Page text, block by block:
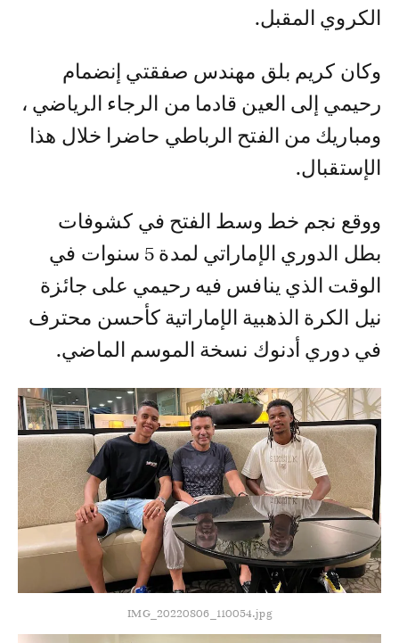
الكروي المقبل.
وكان كريم بلق مهندس صفقتي إنضمام
رحيمي إلى العين قادما من الرجاء الرياضي ،
ومباريك من الفتح الرباطي حاضرا خلال هذا
الإستقبال.
ووقع نجم خط وسط الفتح في كشوفات
بطل الدوري الإماراتي لمدة 5 سنوات في
الوقت الذي ينافس فيه رحيمي على جائزة
نيل الكرة الذهبية الإماراتية كأحسن محترف
في دوري أدنوك نسخة الموسم الماضي.
IMG_20220806_110054.jpg